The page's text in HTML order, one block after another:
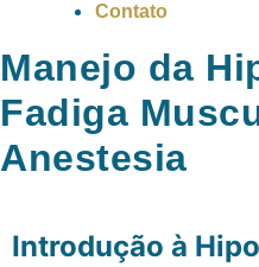
Contato
Manejo da
Fadiga
Anestesia
Introdução à